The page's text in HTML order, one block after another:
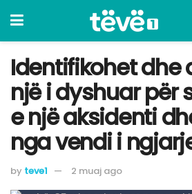
Identifikohet dhe
një i dyshuar për
e një aksidenti
nga vendi i
by teve1 2 muaj ago